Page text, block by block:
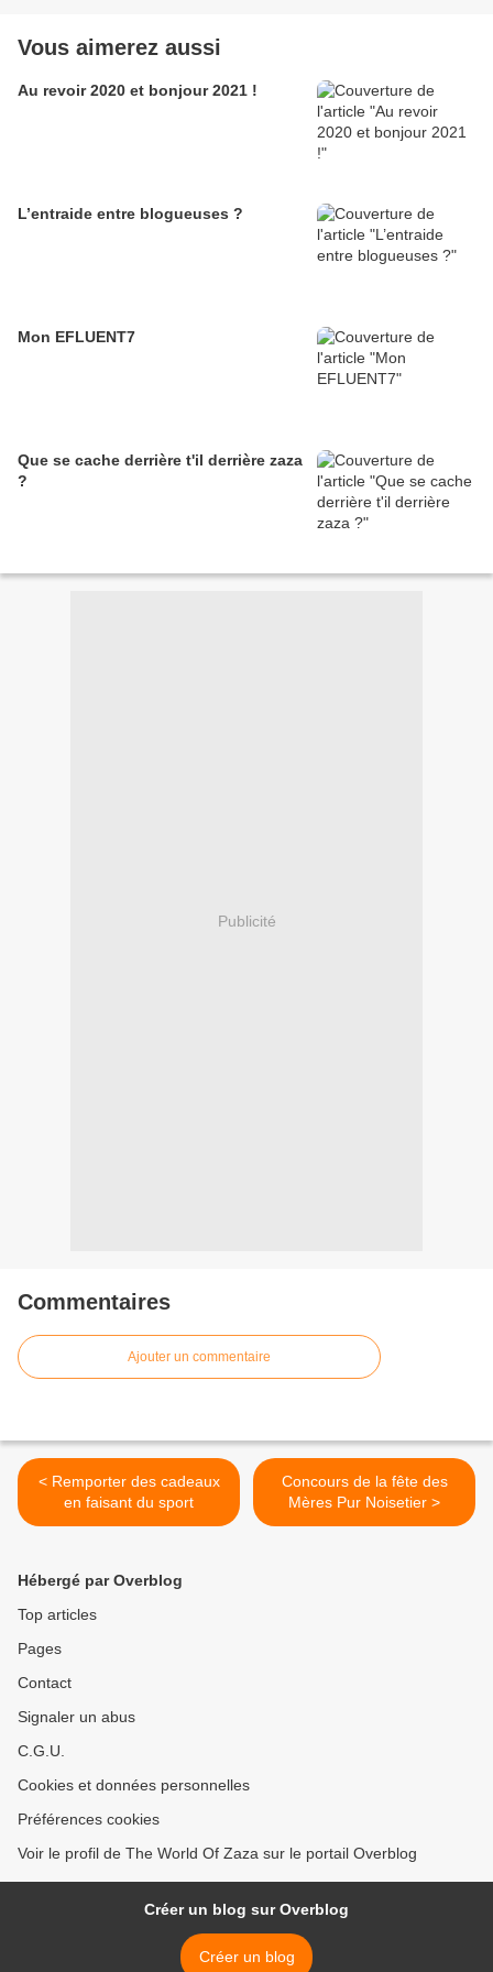
Vous aimerez aussi
Au revoir 2020 et bonjour 2021 !
L’entraide entre blogueuses ?
Mon EFLUENT7
Que se cache derrière t'il derrière zaza
?
Publicité
Commentaires
Ajouter un commentaire
< Remporter des cadeaux
en faisant du sport
Concours de la fête des
Mères Pur Noisetier >
Hébergé par Overblog
Top articles
Pages
Contact
Signaler un abus
C.G.U.
Cookies et données personnelles
Préférences cookies
Voir le profil de The World Of Zaza sur le portail Overblog
Créer un blog sur Overblog
Créer un blog